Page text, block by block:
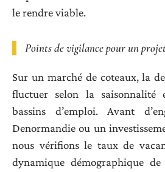
le rendre viable.
Points de vigilance pour un
Sur un marché de coteaux, la
fluctuer selon la
bassins d’emploi. Avant
Denormandie ou un
nous vérifions le taux de
dynamique démographique